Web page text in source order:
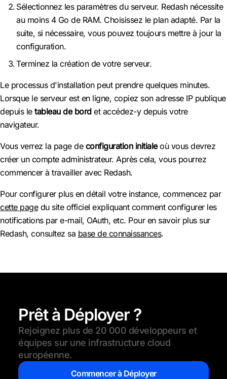
Sélectionnez les paramètres du serveur. Redash nécessite
au moins 4 Go de RAM. Choisissez le plan adapté. Par la
suite, si nécessaire, vous pouvez toujours mettre à jour la
configuration.
Terminez la création de votre serveur.
Le processus d'installation peut prendre quelques minutes.
Lorsque le serveur est en ligne, copiez son adresse IP publique
depuis le tableau de bordet accédez-y depuis votre
navigateur.
Vous verrez la page de configuration initialeoù vous devrez
créer un compte administrateur. Après cela, vous pourrez
commencer à travailler avec Redash.
Pour configurer plus en détail votre instance, commencez par
cette pagedu site officiel expliquant comment configurer les
notifications par e-mail, OAuth, etc. Pour en savoir plus sur
Redash, consultez sa base de connaissances.
Prêt à Déployer ?
Rejoignez plus de 20 000 développeurs et
équipes sur une infrastructure cloud
européenne.
Commencer à Déployer